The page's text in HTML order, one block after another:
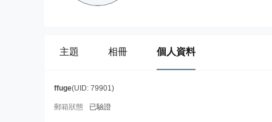
主題 相冊 個人資料
ffuge(UID: 79901)
郵箱狀態 已驗證